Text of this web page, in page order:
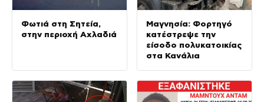
Φωτιά στη Σητεία,
στην περιοχή Αχλαδιά
Μαγνησία: Φορτηγό
κατέστρεψε την
είσοδο πολυκατοικίας
στα Κανάλια